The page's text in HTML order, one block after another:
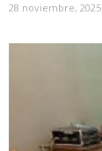
28 noviembre, 2025